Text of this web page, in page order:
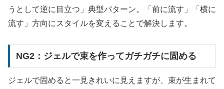
うとして逆に目立つ」典型パターン。「前に流す」「横に
流す」方向にスタイルを変えることで解決します。
NG2：ジェルで束を作ってガチガチに固める
ジェルで固めると一見きれいに見えますが、束が生まれて